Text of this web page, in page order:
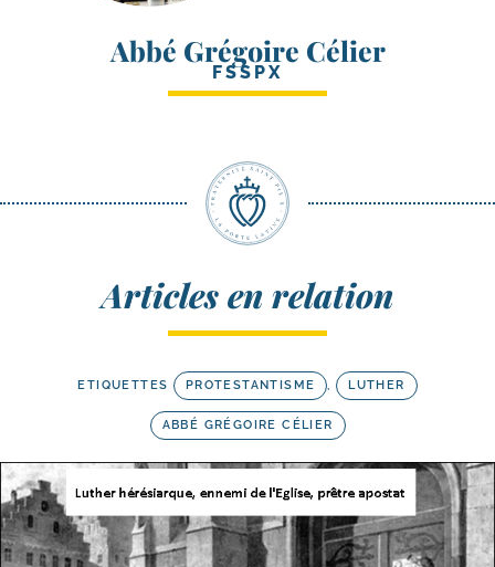
Abbé Grégoire Célier
FSSPX
Articles en relation
ETIQUETTES PROTESTANTISME , LUTHER
ABBÉ GRÉGOIRE CÉLIER